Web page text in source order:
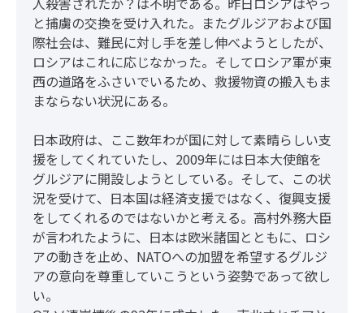
と捕虜の交換を受け入れた。またグルジアおよび国
際社会は、難民に対し手を差し伸べようとしたが、
ロシアはこれに応じなかった。そしてロシア軍が東
西の道路をふさいでいるため、救援物資の搬入もま
まならない状況にある。
日本政府は、ここ数年わが国に対して素晴らしい支
援をしてくれていたし、2009年には日本大使館を
グルジアに開設しようとしている。そして、この状
況を受けて、日本国は経済支援ではなく、復興支援
をしてくれるのではないかと考える。高村外務大臣
が言われたように、日本は欧米諸国とともに、ロシ
アの動きを止め、NATOへの加盟を希望するグルジ
アの意向を尊重していこうという姿勢であって欲し
い。